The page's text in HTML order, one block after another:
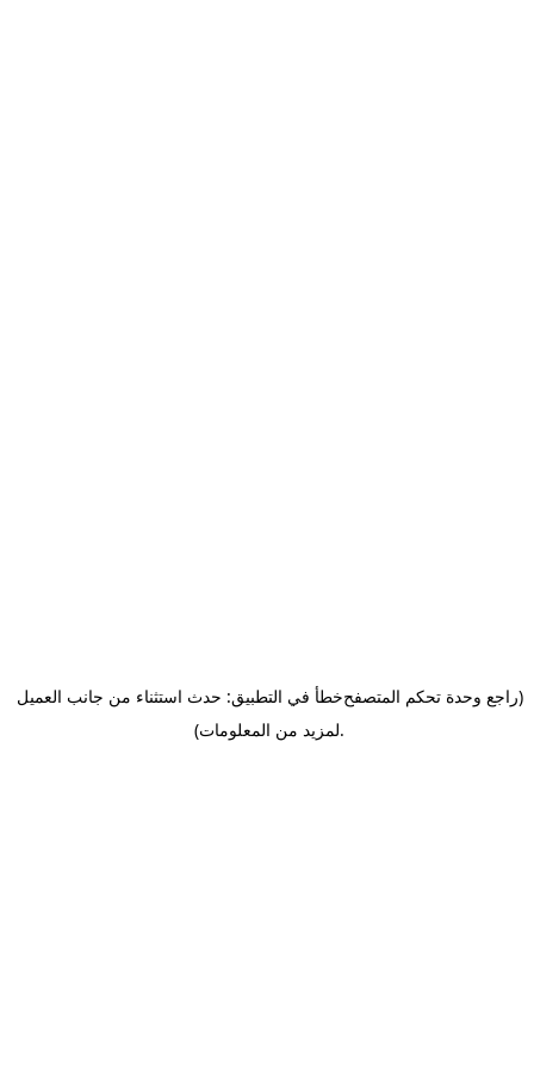
خطأ في التطبيق: حدث استثناء من جانب العميل(راجع وحدة تحكم المتصفح
لمزيد من المعلومات).